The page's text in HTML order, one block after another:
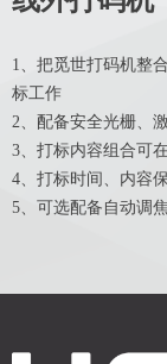
1、把觅世打码机整
标工作
2、配备安全光栅、
3、打标内容组合可
4、打标时间、内容
5、可选配备自动调